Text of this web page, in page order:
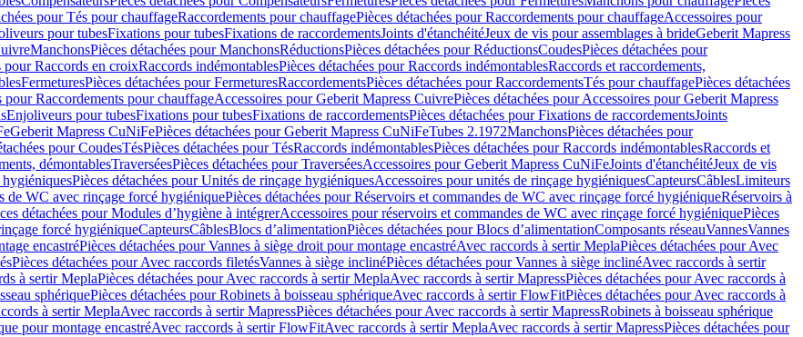
pour Tés pour chauffageRaccordements pour chauffagePièces détachées pour Raccordements pour chauffageAccessoires pour
pour tubesFixations pour tubesFixations de raccordementsJoints d'étanchéitéJeux de vis pour assemblages à brideGeberit Mapress
ManchonsPièces détachées pour ManchonsRéductionsPièces détachées pour RéductionsCoudesPièces détachées pour
pour Raccords en croixRaccords indémontablesPièces détachées pour Raccords indémontablesRaccords et raccordements,
FermeturesPièces détachées pour FermeturesRaccordementsPièces détachées pour RaccordementsTés pour chauffagePièces détachées
pour Raccordements pour chauffageAccessoires pour Geberit Mapress CuivrePièces détachées pour Accessoires pour Geberit Mapress
Enjoliveurs pour tubesFixations pour tubesFixations de raccordementsPièces détachées pour Fixations de raccordementsJoints
Geberit Mapress CuNiFePièces détachées pour Geberit Mapress CuNiFeTubes 2.1972ManchonsPièces détachées pour
pour CoudesTésPièces détachées pour TésRaccords indémontablesPièces détachées pour Raccords indémontablesRaccords et
démontablesTraverséesPièces détachées pour TraverséesAccessoires pour Geberit Mapress CuNiFeJoints d'étanchéitéJeux de vis
Pièces détachées pour Unités de rinçage hygiéniquesAccessoires pour unités de rinçage hygiéniquesCapteursCâblesLimiteurs
de WC avec rinçage forcé hygiéniquePièces détachées pour Réservoirs et commandes de WC avec rinçage forcé hygiéniqueRéservoirs à
détachées pour Modules d’hygiène à intégrerAccessoires pour réservoirs et commandes de WC avec rinçage forcé hygiéniquePièces
forcé hygiéniqueCapteursCâblesBlocs d’alimentationPièces détachées pour Blocs d’alimentationComposants réseauVannesVannes
encastréPièces détachées pour Vannes à siège droit pour montage encastréAvec raccords à sertir MeplaPièces détachées pour Avec
Pièces détachées pour Avec raccords filetésVannes à siège inclinéPièces détachées pour Vannes à siège inclinéAvec raccords à sertir
à sertir MeplaPièces détachées pour Avec raccords à sertir MeplaAvec raccords à sertir MapressPièces détachées pour Avec raccords à
sphériquePièces détachées pour Robinets à boisseau sphériqueAvec raccords à sertir FlowFitPièces détachées pour Avec raccords à
à sertir MeplaAvec raccords à sertir MapressPièces détachées pour Avec raccords à sertir MapressRobinets à boisseau sphérique
pour montage encastréAvec raccords à sertir FlowFitAvec raccords à sertir MeplaAvec raccords à sertir MapressPièces détachées pour